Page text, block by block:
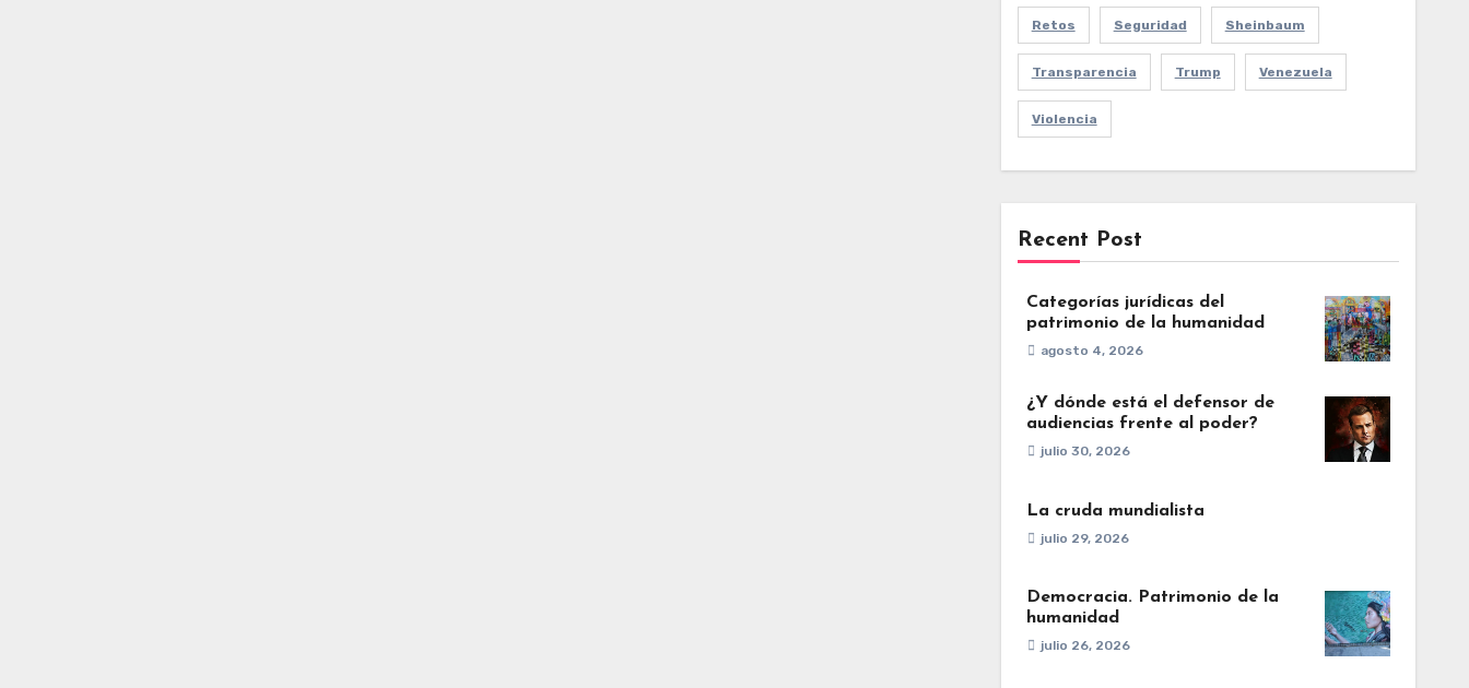
Retos Seguridad Sheinbaum
Transparencia Trump Venezuela
Violencia
Recent Post
Categorías jurídicas del
patrimonio de la humanidad
agosto 4, 2026
¿Y dónde está el defensor de
audiencias frente al poder?
julio 30, 2026
La cruda mundialista
julio 29, 2026
Democracia. Patrimonio de la
humanidad
julio 26, 2026